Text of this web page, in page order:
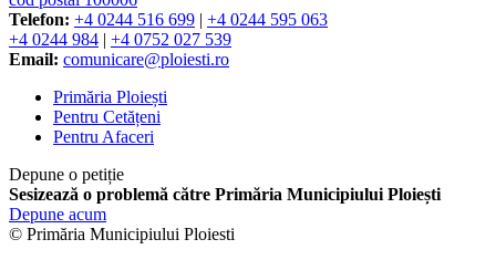
Telefon: +4 0244 516 699 | +4 0244 595 063
+4 0244 984 | +4 0752 027 539
Email: comunicare@ploiesti.ro
Primăria Ploiești
Pentru Cetățeni
Pentru Afaceri
Depune o petiție
Sesizează o problemă către Primăria Municipiului Ploiești
Depune acum
© Primăria Municipiului Ploiesti